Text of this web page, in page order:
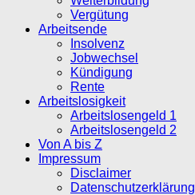
Vergütung
Arbeitsende
Insolvenz
Jobwechsel
Kündigung
Rente
Arbeitslosigkeit
Arbeitslosengeld 1
Arbeitslosengeld 2
Von A bis Z
Impressum
Disclaimer
Datenschutzerklärung